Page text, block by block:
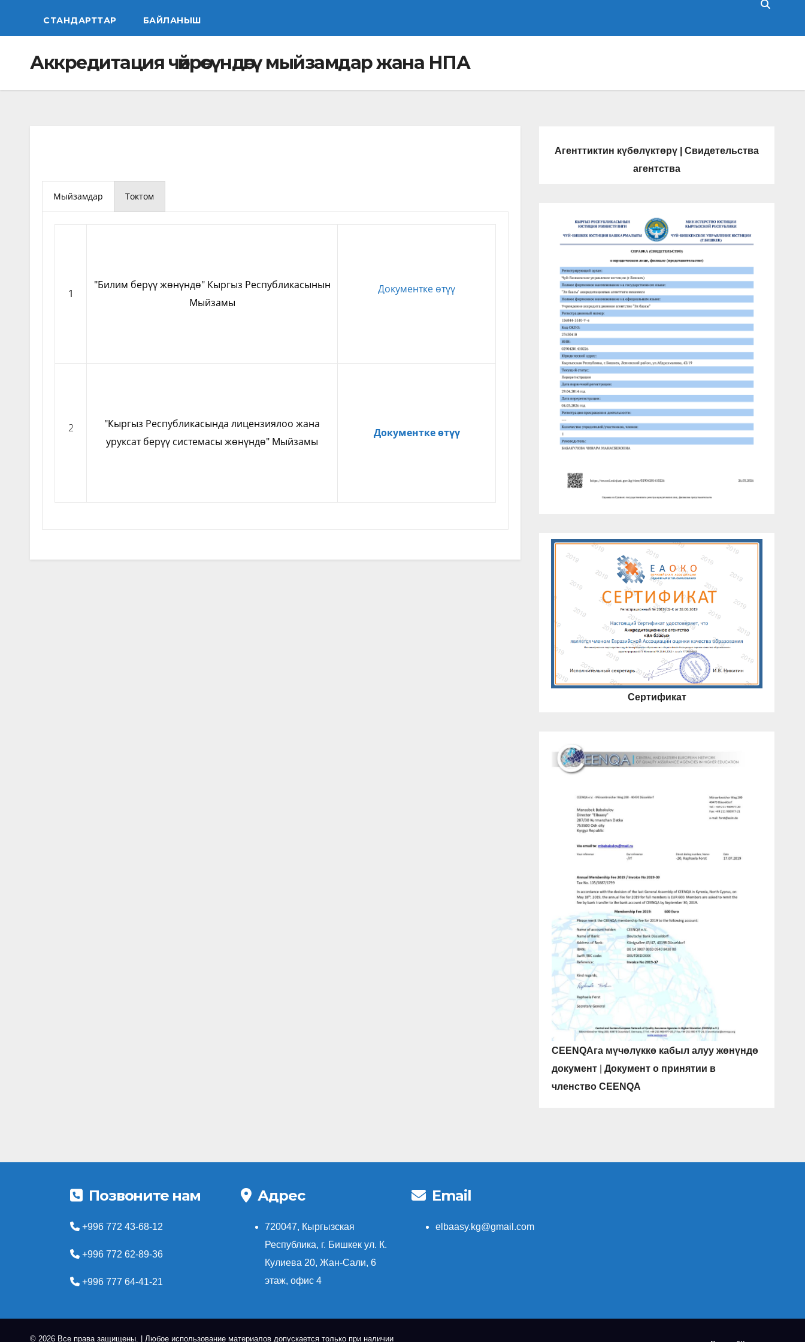
СТАНДАРТТАР БАЙЛАНЫШ
Аккредитация чөйрөсүндөгү мыйзамдар жана НПА
Мыйзамдар Токтом
1
"Билим берүү жөнүндө" Кыргыз Республикасынын
Мыйзамы
Документке өтүү
2
"Кыргыз Республикасында лицензиялоо жана
уруксат берүү системасы жөнүндө" Мыйзамы
Документке өтүү
Агенттиктин күбөлүктөрү | Свидетельства
агентства
Сертификат
CEENQAга мүчөлүккө кабыл алуу жөнүндө
документ|
Документ о принятии в
членство CEENQA
Позвоните нам
+996 772 43-68-12
+996 772 62-89-36
+996 777 64-41-21
Адрес
720047, Кыргызская
Республика, г. Бишкек ул. К.
Кулиева 20, Жан-Сали, 6
этаж, офис 4
Email
elbaasy.kg@gmail.com
© 2026 Все права защищены. Любое использование материалов допускается только при наличии